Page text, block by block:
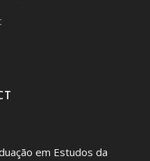
em Estudos da